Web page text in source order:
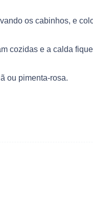
os cabinhos, e
cozidas e a calda
ou pimenta-rosa.